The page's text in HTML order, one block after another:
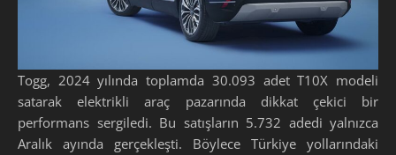
Togg, 2024 yılında toplamda 30.093 adet T10X modeli
satarak elektrikli araç pazarında dikkat çekici bir
performans sergiledi. Bu satışların 5.732 adedi yalnızca
Aralık ayında gerçekleşti. Böylece Türkiye yollarındaki